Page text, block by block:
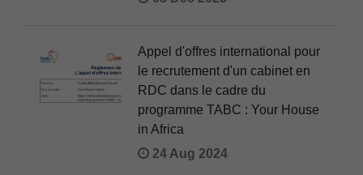
Appel d'offres international pour
le recrutement d'un cabinet en
RDC dans le cadre du
programme TABC : Your House
in Africa
24 Aug 2024